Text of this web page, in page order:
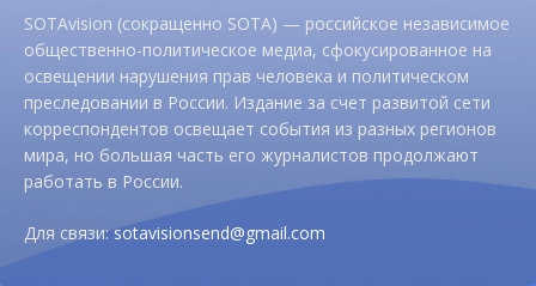
SOTAvision (сокращенно SOTA) — российское независимое
общественно-политическое медиа, сфокусированное на
освещении нарушения прав человека и политическом
преследовании в России. Издание за счет развитой сети
корреспондентов освещает события из разных регионов
мира, но большая часть его журналистов продолжают
работать в России.
Для связи:sotavisionsend@gmail.com